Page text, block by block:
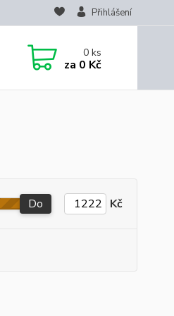
Přihlášení
0ks
za 0 Kč
Do Kč